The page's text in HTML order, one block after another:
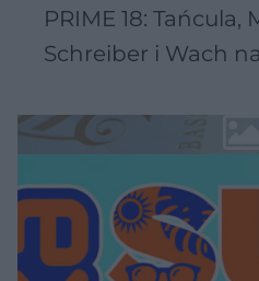
PRIME 18: Tańcula,
Schreiber i Wach